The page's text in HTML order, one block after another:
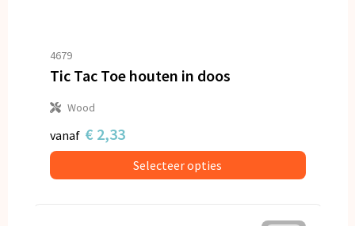
4679
Tic Tac Toe houten in doos
Wood
vanaf € 2,33
Selecteer opties